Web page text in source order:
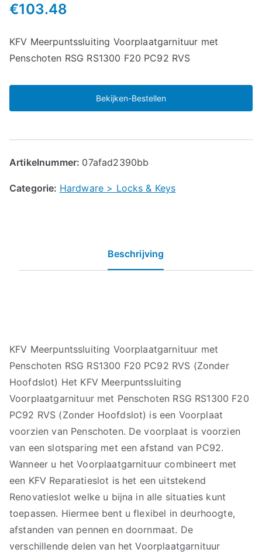
€103.48
KFV Meerpuntssluiting Voorplaatgarnituur met
Penschoten RSG RS1300 F20 PC92 RVS
Bekijken-Bestellen
Artikelnummer: 07afad2390bb
Categorie: Hardware > Locks & Keys
Beschrijving
KFV Meerpuntssluiting Voorplaatgarnituur met
Penschoten RSG RS1300 F20 PC92 RVS (Zonder
Hoofdslot) Het KFV Meerpuntssluiting
Voorplaatgarnituur met Penschoten RSG RS1300 F20
PC92 RVS (Zonder Hoofdslot) is een Voorplaat
voorzien van Penschoten. De voorplaat is voorzien
van een slotsparing met een afstand van PC92.
Wanneer u het Voorplaatgarnituur combineert met
een KFV Reparatieslot is het een uitstekend
Renovatieslot welke u bijna in alle situaties kunt
toepassen. Hiermee bent u flexibel in deurhoogte,
afstanden van pennen en doornmaat. De
verschillende delen van het Voorplaatgarnituur